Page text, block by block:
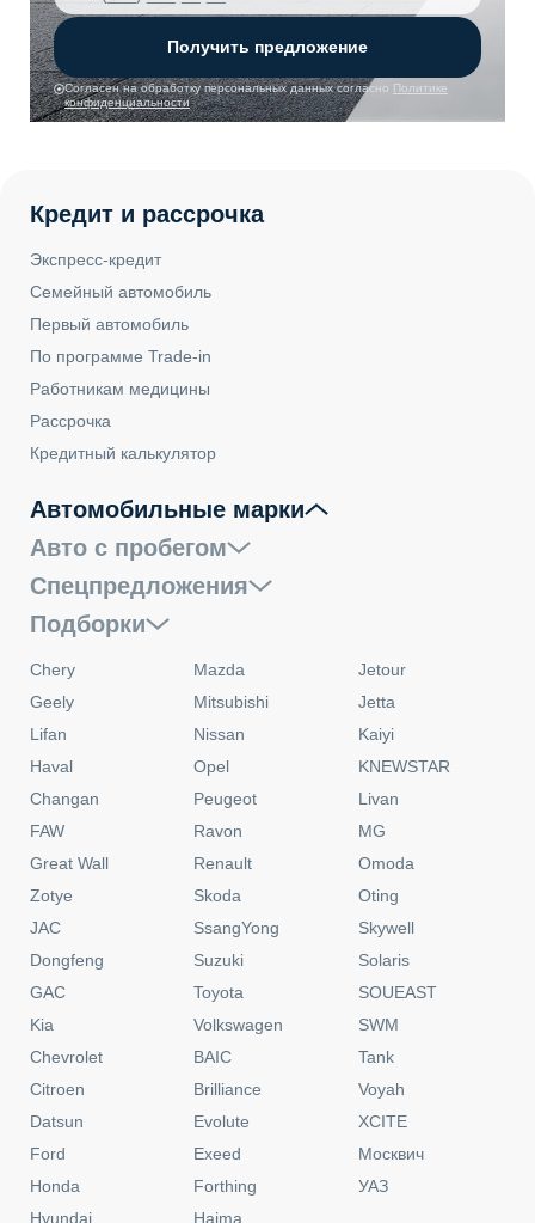
Получить предложение
Согласен на обработку персональных данных согласно Политике
конфиденциальности
Кредит и рассрочка
Экспресс-кредит
Семейный автомобиль
Первый автомобиль
По программе Trade-in
Работникам медицины
Рассрочка
Кредитный калькулятор
Автомобильные марки
Авто с пробегом
Спецпредложения
Подборки
Chery
Geely
Lifan
Haval
Changan
FAW
Great Wall
Zotye
JAC
Dongfeng
GAC
Kia
Chevrolet
Citroen
Datsun
Ford
Honda
Hyundai
Mazda
Mitsubishi
Nissan
Opel
Peugeot
Ravon
Renault
Skoda
SsangYong
Suzuki
Toyota
Volkswagen
BAIC
Brilliance
Evolute
Exeed
Forthing
Haima
Jetour
Jetta
Kaiyi
KNEWSTAR
Livan
MG
Omoda
Oting
Skywell
Solaris
SOUEAST
SWM
Tank
Voyah
XCITE
Москвич
УАЗ